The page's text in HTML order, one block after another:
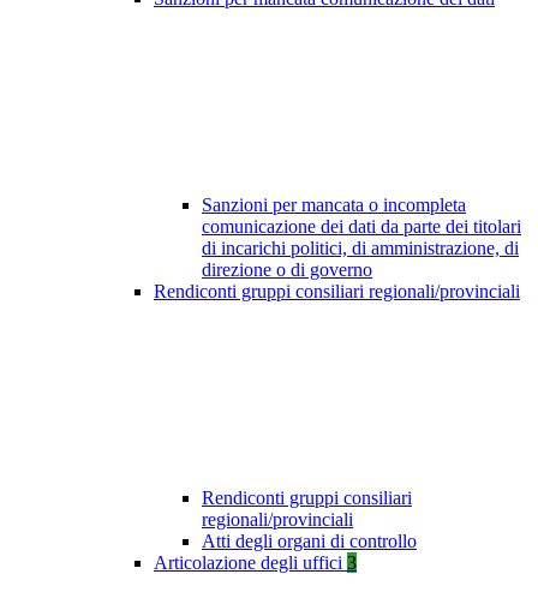
Sanzioni per mancata o incompleta
comunicazione dei dati da parte dei titolari
di incarichi politici, di amministrazione, di
direzione o di governo
Rendiconti gruppi consiliari regionali/provinciali
Rendiconti gruppi consiliari
regionali/provinciali
Atti degli organi di controllo
Articolazione degli uffici 3